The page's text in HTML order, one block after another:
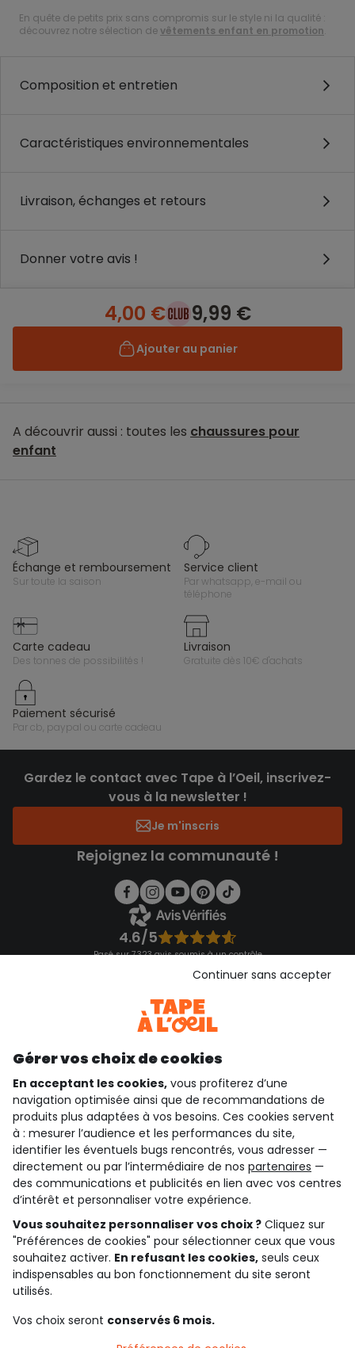
En quête de petits prix sans compromis sur le style ni la qualité :
découvrez notre sélection devêtements enfant en promotion.
Composition et entretien
Caractéristiques environnementales
Livraison, échanges et retours
Donner votre avis !
4,00 € 9,99 €
Ajouter au panier
A découvrir aussi : toutes les chaussures pour
enfant
échange et remboursement
sur toute la saison
service client
par whatsapp, e-mail ou
téléphone
carte cadeau
des tonnes de possibilités !
livraison
gratuite dès 10€ d'achats
paiement sécurisé
par cb, paypal ou carte cadeau
Gardez le contact avec Tape à l’Oeil, inscrivez-
vous à la newsletter !
Je m'inscris
Rejoignez la communauté !
4.6/5
Basé sur 7 323 avis soumis à un contrôle
Consulter les CGU
qui sommes-nous ?
besoin d'aide ?
le club fidélité
notre catalogue
Conditions générales de ventes et d'utilisation
Conditions d’utilisation des réseaux sociaux
Politique de confidentialité
Cookies et données personnelles
Gérer vos choix de cookies
En acceptant les cookies, vous profiterez d’une
navigation optimisée ainsi que de recommandations de
produits plus adaptées à vos besoins. Ces cookies servent
à : mesurer l’audience et les performances du site,
identifier les éventuels bugs rencontrés, vous adresser —
directement ou par l’intermédiaire de nos partenaires —
des communications et publicités en lien avec vos centres
d’intérêt et personnaliser votre expérience.
Vous souhaitez personnaliser vos choix ? Cliquez sur
"Préférences de cookies" pour sélectionner ceux que vous
souhaitez activer. En refusant les cookies, seuls ceux
indispensables au bon fonctionnement du site seront
utilisés.
Vos choix seront conservés 6 mois.
Continuer sans accepter